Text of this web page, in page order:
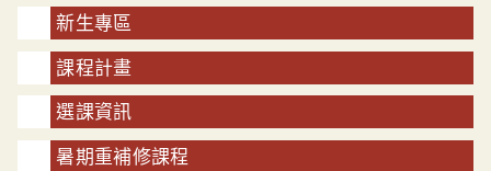
新生專區
課程計畫
選課資訊
暑期重補修課程